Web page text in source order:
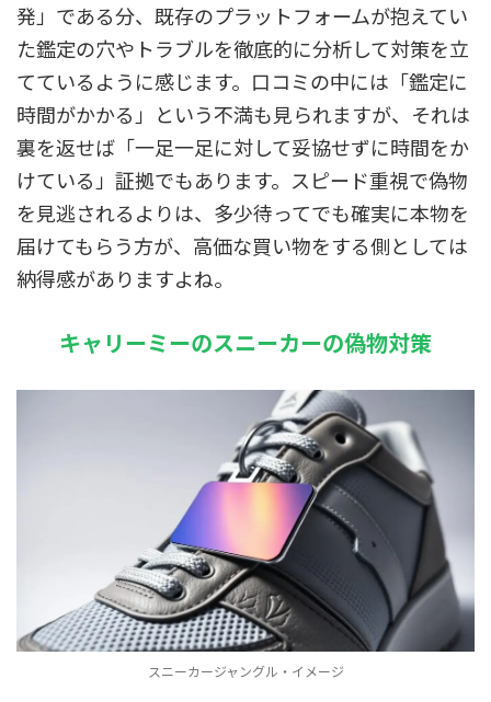
発」である分、既存のプラットフォームが抱えてい
た鑑定の穴やトラブルを徹底的に分析して対策を立
てているように感じます。口コミの中には「鑑定に
時間がかかる」という不満も見られますが、それは
裏を返せば「一足一足に対して妥協せずに時間をか
けている」証拠でもあります。スピード重視で偽物
を見逃されるよりは、多少待ってでも確実に本物を
届けてもらう方が、高価な買い物をする側としては
納得感がありますよね。
キャリーミーのスニーカーの偽物対策
スニーカージャングル・イメージ